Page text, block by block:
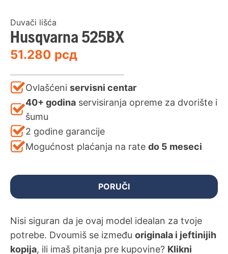
Duvači lišća
Husqvarna 525BX
51.280 рсд
Ovlašćeni servisni centar
40+ godina servisiranja opreme za dvorište i
šumu
2 godine garancije
Mogućnost plaćanja na rate do 5 meseci
PORUČI
Nisi siguran da je ovaj model idealan za tvoje
potrebe. Dvoumiš se između originala i jeftinijih
kopija, ili imaš pitanja pre kupovine? Klikni